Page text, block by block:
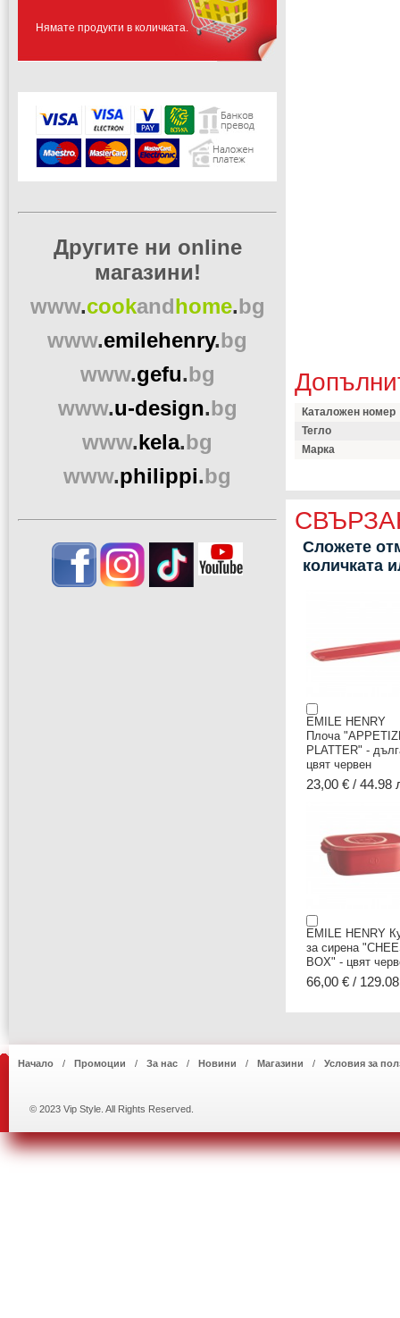
Каталожен номер
Тегло
Марка
Сложете
количката
EMILE HENRY
Плоча
PLATTER" -
цвят червен
23,00 € / 44.98
EMILE HENRY
за сирена
BOX" - цвят
66,00 € /
Нямате продукти в количката.
Другите ни online
магазини!
www.cookandhome.bg
www.emilehenry.bg
www.gefu.bg
www.u-design.bg
www.kela.bg
www.philippi.bg
Начало Промоции За нас Новини Магазини Условия за
© 2023 Vip Style. All Rights Reserved.